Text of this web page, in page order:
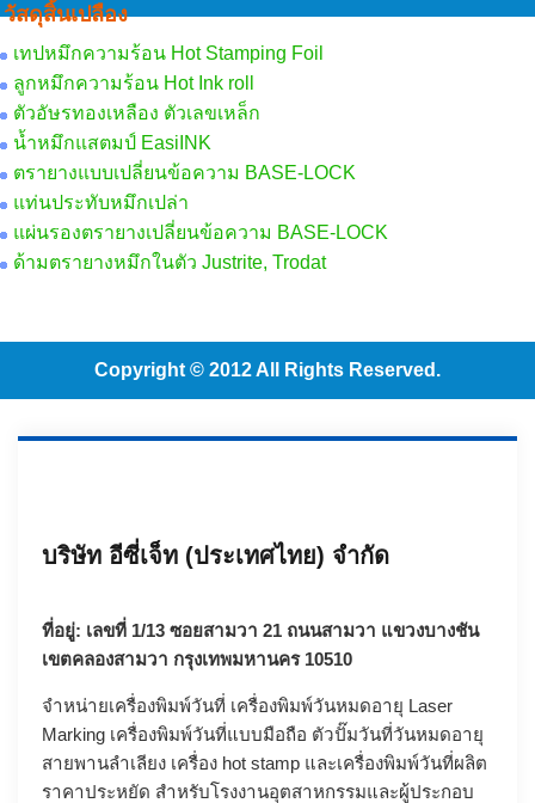
วัสดุสิ้นเปลือง
เทปหมึกความร้อน Hot Stamping Foil
ลูกหมึกความร้อน Hot Ink roll
ตัวอัษรทองเหลือง ตัวเลขเหล็ก
น้ำหมึกแสตมป์ EasiINK
ตรายางแบบเปลี่ยนข้อความ BASE-LOCK
แท่นประทับหมึกเปล่า
แผ่นรองตรายางเปลี่ยนข้อความ BASE-LOCK
ด้ามตรายางหมึกในตัว Justrite, Trodat
Copyright © 2012 All Rights Reserved.
บริษัท อีซี่เจ็ท (ประเทศไทย) จำกัด
ที่อยู่: เลขที่ 1/13 ซอยสามวา 21 ถนนสามวา แขวงบางชัน
เขตคลองสามวา กรุงเทพมหานคร 10510
จำหน่ายเครื่องพิมพ์วันที่ เครื่องพิมพ์วันหมดอายุ Laser
Marking เครื่องพิมพ์วันที่แบบมือถือ ตัวปั๊มวันที่วันหมดอายุ
สายพานลำเลียง เครื่อง hot stamp และเครื่องพิมพ์วันที่ผลิต
ราคาประหยัด สำหรับโรงงานอุตสาหกรรมและผู้ประกอบ